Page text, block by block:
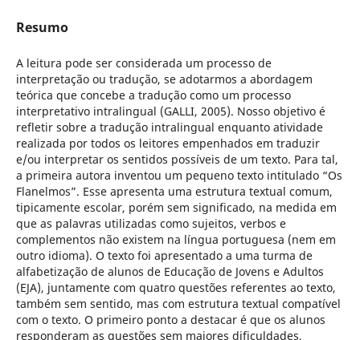
Resumo
A leitura pode ser considerada um processo de
interpretação ou tradução, se adotarmos a abordagem
teórica que concebe a tradução como um processo
interpretativo intralingual (GALLI, 2005). Nosso objetivo é
refletir sobre a tradução intralingual enquanto atividade
realizada por todos os leitores empenhados em traduzir
e/ou interpretar os sentidos possíveis de um texto. Para tal,
a primeira autora inventou um pequeno texto intitulado “Os
Flanelmos”. Esse apresenta uma estrutura textual comum,
tipicamente escolar, porém sem significado, na medida em
que as palavras utilizadas como sujeitos, verbos e
complementos não existem na língua portuguesa (nem em
outro idioma). O texto foi apresentado a uma turma de
alfabetização de alunos de Educação de Jovens e Adultos
(EJA), juntamente com quatro questões referentes ao texto,
também sem sentido, mas com estrutura textual compatível
com o texto. O primeiro ponto a destacar é que os alunos
responderam as questões sem maiores dificuldades,